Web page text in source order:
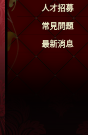
人才招募
常見問題
最新消息